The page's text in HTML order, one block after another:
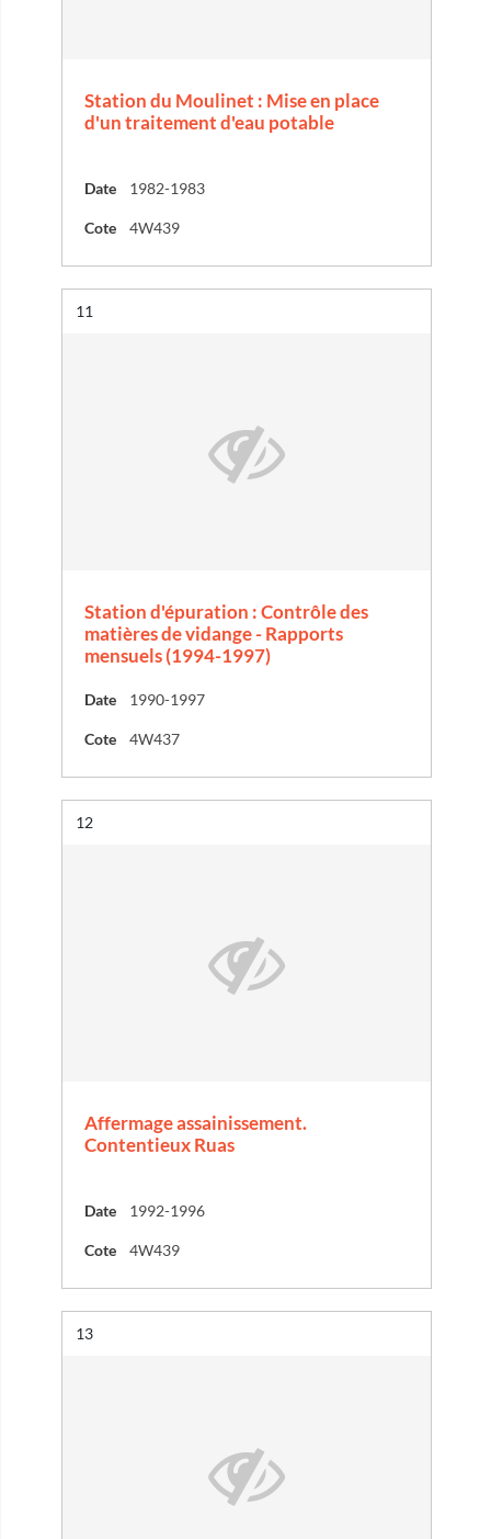
Station du Moulinet : Mise en place
d'un traitement d'eau potable
Date 1982-1983
Cote 4W439
Résultat n°
11
Station d'épuration : Contrôle des
matières de vidange - Rapports
mensuels (1994-1997)
Date 1990-1997
Cote 4W437
Résultat n°
12
Affermage assainissement.
Contentieux Ruas
Date 1992-1996
Cote 4W439
Résultat n°
13